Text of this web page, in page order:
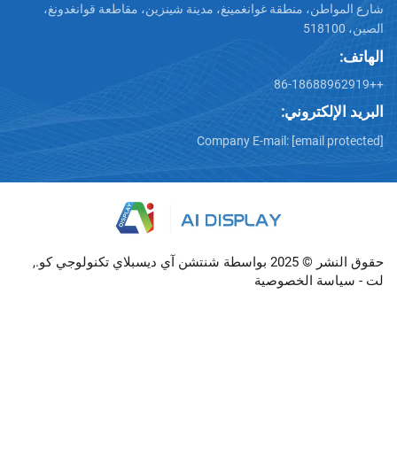
منطقة غوانغمينغ، مدينة شينزين، مقاطعة قوانغدونغ،
Company E-mail:
حقوق النشر © 2025 بواسطة شنتشن آي ديسبلاي تكنولوجي كو.,
الخصوصية